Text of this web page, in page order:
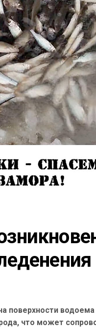
поверхности водоема
что может